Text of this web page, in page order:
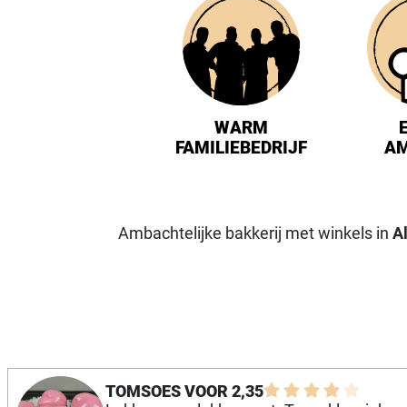
ZOMER FRUITSLOF VOOR 15,35
WARM
FAMILIEBEDRIJF
Ambachtelijke bakkerij met winkels in